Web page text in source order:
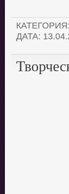
КАТЕГОРИЯ:
ДАТА: